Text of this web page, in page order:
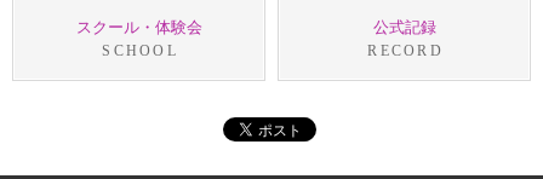
スクール・体験会
SCHOOL
公式記録
RECORD